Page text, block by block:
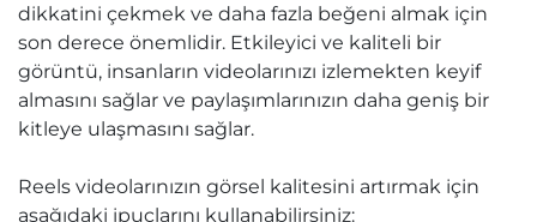
dikkatini çekmek ve daha fazla beğeni almak için
son derece önemlidir. Etkileyici ve kaliteli bir
görüntü, insanların videolarınızı izlemekten keyif
almasını sağlar ve paylaşımlarınızın daha geniş bir
kitleye ulaşmasını sağlar.
Reels videolarınızın görsel kalitesini artırmak için
aşağıdaki ipuçlarını kullanabilirsiniz: